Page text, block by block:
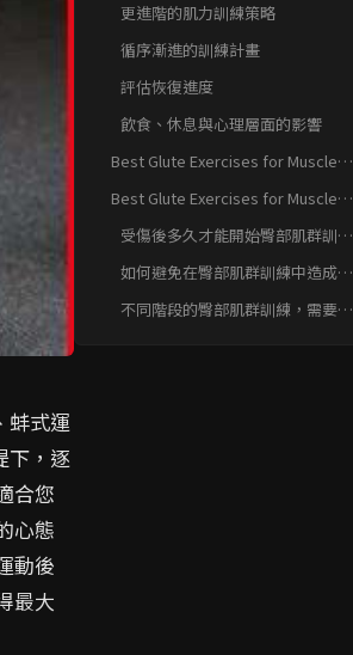
蚌式運
下，逐
合您
心態
動後
最大
更進階的肌力訓練策略
循序漸進的訓練計畫
評估恢復進度
飲食、休息與心理層面的影響
Best Glute Exercises for Muscle
Best Glute Exercises for Muscle
FAQ
受傷後多久才能開始臀部肌群訓
如何避免在臀部肌群訓練中造成二
不同階段的臀部肌群訓練，需要注